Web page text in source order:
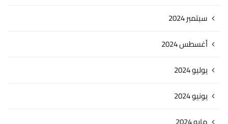
سبتمبر 2024
أغسطس 2024
يوليو 2024
يونيو 2024